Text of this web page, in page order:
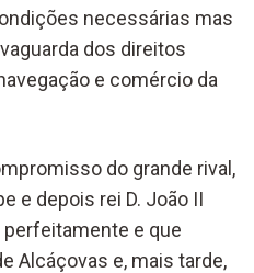
necessárias mas
dos direitos
e comércio da
do grande rival,
e depois rei D. João II
e que
Alcáçovas e, mais tarde,